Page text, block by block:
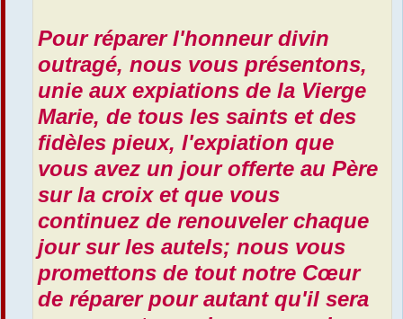
Pour réparer l'honneur divin
outragé, nous vous présentons,
unie aux expiations de la Vierge
Marie, de tous les saints et des
fidèles pieux, l'expiation que
vous avez un jour offerte au Père
sur la croix et que vous
continuez de renouveler chaque
jour sur les autels; nous vous
promettons de tout notre Cœur
de réparer pour autant qu'il sera